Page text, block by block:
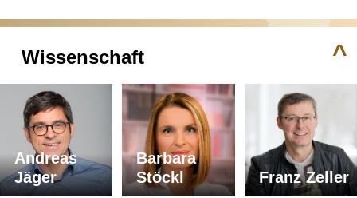
^
Wissenschaft
Andreas
Jäger
Barbara
Stöckl
Franz Zeller